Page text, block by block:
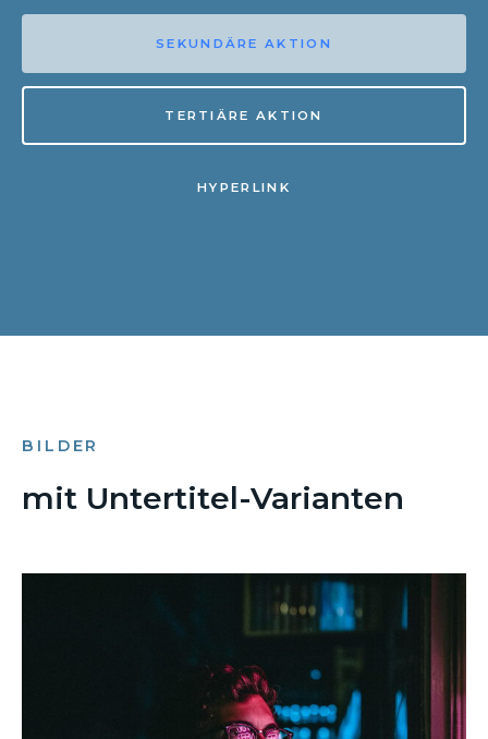
SEKUNDÄRE AKTION
TERTIÄRE AKTION
HYPERLINK
BILDER
mit Untertitel-Varianten